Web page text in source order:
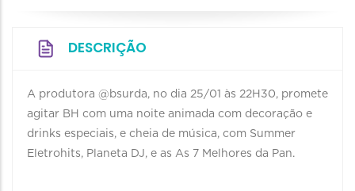
DESCRIÇÃO
A produtora @bsurda, no dia 25/01 às 22H30, promete
agitar BH com uma noite animada com decoração e
drinks especiais, e cheia de música, com Summer
Eletrohits, Planeta DJ, e as As 7 Melhores da Pan.